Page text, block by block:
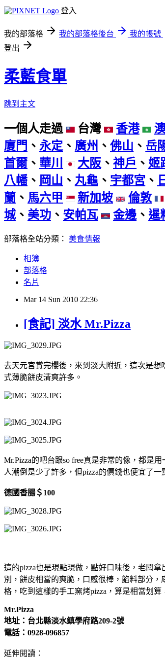
登入
我的部落格 我的部落格後台
我的帳號
登出
柔藍食單
跳到主文
一個人走過 台灣 香港
廈門 、 永定 、 廣州 、 佛山 、 岳
首爾、 華川 大阪 、 神戶 、 姬
八幡 、 岡山 、 丸龜 、 宇都宮 、
蘭 、 馬六甲 新加坡 倫敦
城、 美功 、 安帕瓦 金邊 、 暹
部落格全站分類： 美食情報
相簿
部落格
名片
Mar 14 Sun 2010 22:36
[食記] 淡水 Mr.Pizza
去天元宮賞完櫻後，來到淡大附近，這次是想
式薄脆餅皮清爽許多。
Mr.Pizza的吧台跟so free真是非常的像，都是
人潮倒是少了許多，但pizza的價錢也便宜了一
德國香腸＄100
這的pizza也是現點現做，點好口味後，老闆
別，餅皮相當的爽脆，口感很棒，餡料部分
格，吃到這樣的手工窯烤pizza，算是相當划
Mr.Pizza
地址：台北縣淡水鎮學府路209-2號
電話：0928-096857
延伸閱讀：